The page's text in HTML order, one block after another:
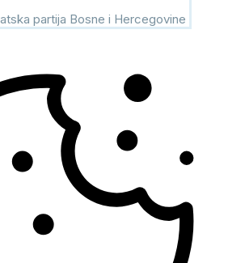
partija Bosne i Hercegovine